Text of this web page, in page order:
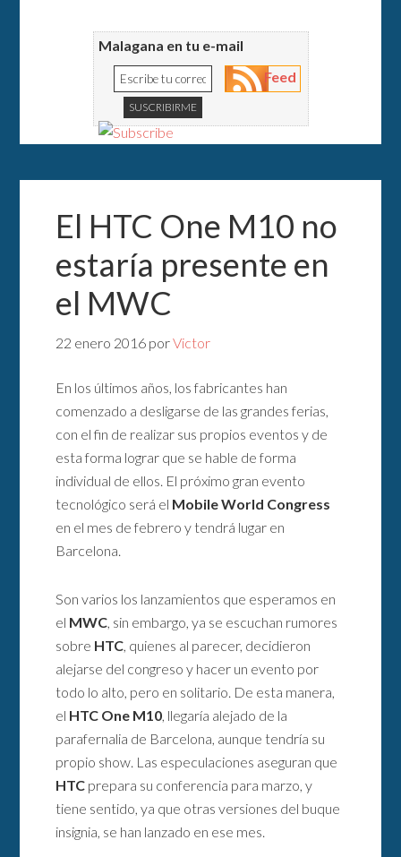
Malagana en tu e-mail
Feed
El HTC One M10 no
estaría presente en
el MWC
22 enero 2016 porVictor
En los últimos años, los fabricantes han
comenzado a desligarse de las grandes ferias,
con el fin de realizar sus propios eventos y de
esta forma lograr que se hable de forma
individual de ellos. El próximo gran evento
tecnológico será el Mobile World Congress
en el mes de febrero y tendrá lugar en
Barcelona.
Son varios los lanzamientos que esperamos en
el MWC, sin embargo, ya se escuchan rumores
sobre HTC, quienes al parecer, decidieron
alejarse del congreso y hacer un evento por
todo lo alto, pero en solitario. De esta manera,
el HTC One M10, llegaría alejado de la
parafernalia de Barcelona, aunque tendría su
propio show. Las especulaciones aseguran que
HTC prepara su conferencia para marzo, y
tiene sentido, ya que otras versiones del buque
insignia, se han lanzado en ese mes.